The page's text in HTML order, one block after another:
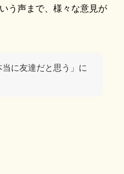
う声まで、様々な意見が
に友達だと思う」に